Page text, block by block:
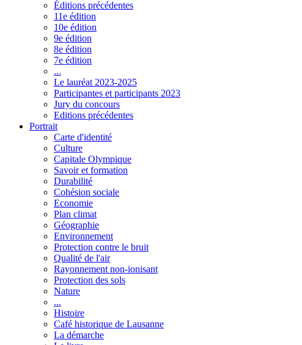
Éditions précédentes
11e édition
10e édition
9e édition
8e édition
7e édition
...
Le lauréat 2023-2025
Participantes et participants 2023
Jury du concours
Editions précédentes
Portrait
Carte d'identité
Culture
Capitale Olympique
Savoir et formation
Durabilité
Cohésion sociale
Economie
Plan climat
Géographie
Environnement
Protection contre le bruit
Qualité de l'air
Rayonnement non-ionisant
Protection des sols
Nature
...
Histoire
Café historique de Lausanne
La démarche